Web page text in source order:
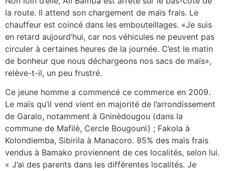
la route. Il attend son chargement de maïs frais. Le
chauffeur est coincé dans les embouteillages. «Je suis
en retard aujourd’hui, car nos véhicules ne peuvent pas
circuler à certaines heures de la journée. C’est le matin
de bonheur que nous déchargeons nos sacs de maïs»,
relève-t-il, un peu frustré.
Ce jeune homme a commencé ce commerce en 2009.
Le maïs qu’il vend vient en majorité de l’arrondissement
de Garalo, notamment à Gninèdougou (dans la
commune de Mafilè, Cercle Bougouni) ; Fakola à
Kolondiemba, Sibirila à Manacoro. 85% des maïs frais
vendus à Bamako proviennent de ces localités, selon lui.
« J’ai des parents dans les différentes localités. Je